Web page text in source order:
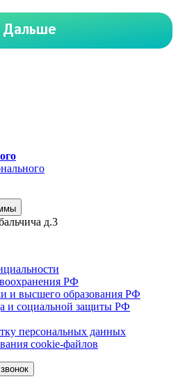
д.3
РФ
и высшего образования РФ
и социальной защиты РФ
персональных данных
сookie-файлов